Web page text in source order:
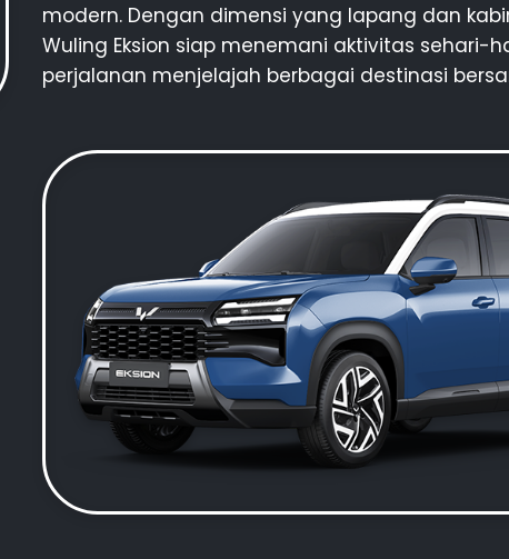
modern. Dengan dimensi yang lapang dan
Wuling Eksion siap menemani aktivitas sehari-
perjalanan menjelajah berbagai destinasi